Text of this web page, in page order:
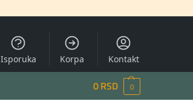
Isporuka Korpa Kontakt
0RSD 0